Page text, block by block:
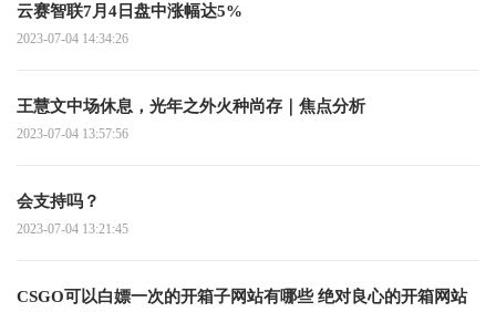
云赛智联7月4日盘中涨幅达5%
2023-07-04 14:34:26
王慧文中场休息，光年之外火种尚存｜焦点分析
2023-07-04 13:57:56
会支持吗？
2023-07-04 13:21:45
CSGO可以白嫖一次的开箱子网站有哪些 绝对良心的开箱网站